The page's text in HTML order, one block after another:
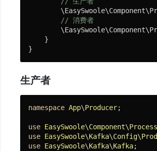
库
Socket
服
// 消费者
    }
生产者
namespace App\Producer;
use EasySwoole\Component\Process
use EasySwoole\Kafka\Config\
use EasySwoole\Kafka\Kafka;